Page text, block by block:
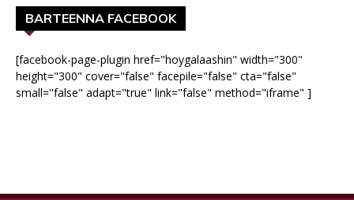
BARTEENNA FACEBOOK
[facebook-page-plugin href="hoygalaashin" width="300"
height="300" cover="false" facepile="false" cta="false"
small="false" adapt="true" link="false" method="iframe" ]